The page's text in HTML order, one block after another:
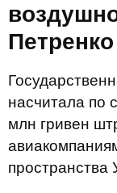
Петренко
насчитала по
млн гривен
пространства